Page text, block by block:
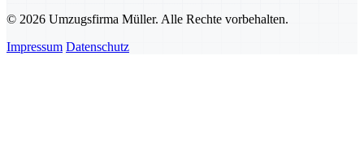
© 2026 Umzugsfirma Müller. Alle Rechte vorbehalten.
Impressum Datenschutz